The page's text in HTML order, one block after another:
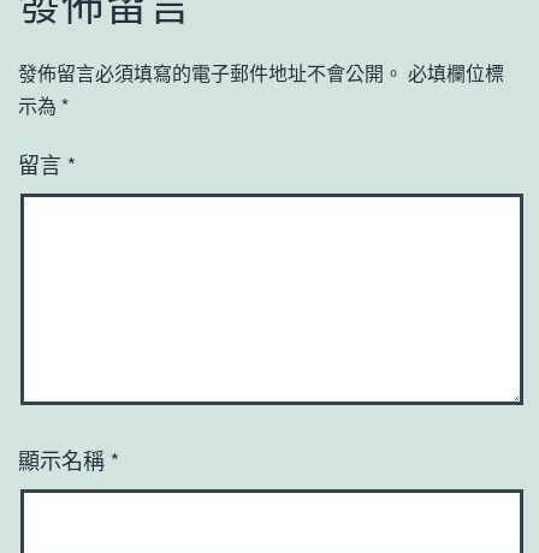
發佈留言必須填寫的電子郵件地址不會公開。 必填欄位標
示為 *
留言 *
顯示名稱 *